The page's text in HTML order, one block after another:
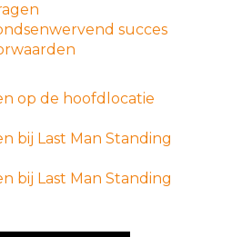
succes
op de hoofdlocatie
bij Last Man Standing
bij Last Man Standing